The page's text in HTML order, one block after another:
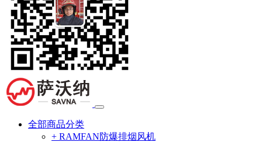
全部商品分类
+ RAMFAN防爆排烟风机